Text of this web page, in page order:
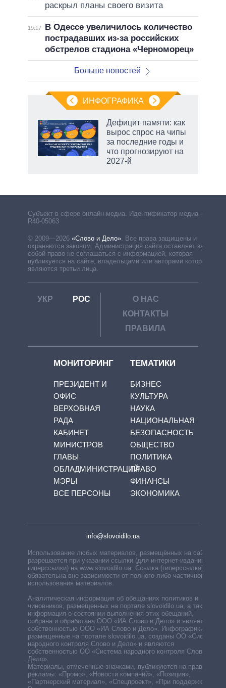
раскрыл планы своего визита
19:17
В Одессе увеличилось количество
пострадавших из-за российских
обстрелов стадиона «Черноморец»
Больше новостей
ИНФОГРАФИКА
Дефицит памяти: как
вырос спрос на чипы
за последние годы и
что прогнозируют на
2027-й
Субъект в сфере онлайн-медиа. Идентификатор медиа –
R40-05063
© 2009—2026 «Слово и Дело». Все права защищены и
охраняются законом. Администрация сайта оставляет за
собой право не соглашаться с информацией, которая
публикуется на сайте, владельцами или авторами которой
являются третьи лица.
УКР РОС
О НАС
КОНТАКТЫ
ПРАВИЛА
МОНИТОРИНГ
ПРЕЗИДЕНТ И
ОФИС
ВЕРХОВНАЯ
РАДА
КАБИНЕТ
МИНИСТРОВ
ГЛАВЫ
ОБЛАДМИНИСТРАЦИЙ
МЭРЫ
ВСЕ ПЕРСОНЫ
ТЕМАТИКИ
БИЗНЕС
КУЛЬТУРА
НАУКА
НАЦИОНАЛЬНАЯ
БЕЗОПАСНОСТЬ
ОБЩЕСТВО
ПОЛИТИКА
ПРАВО
ФИНАНСЫ
ЭКОНОМИКА
info@slovoidilo.ua
Использование любых материалов, размещённых на сайте,
разрешается при указании ссылки (для интернет-изданий —
гиперссылки) на www.slovoidilo.ua. Ссылка (гиперссылка)
обязательна вне зависимости от полного либо частичного
использования материалов.
Аналитическая информация об обещаниях политиков и
чиновников, размещенных на портале slovoidilo.ua, а также
информация о состоянии выполнения этих обещаний,
собрана и обработана ООО «ИА Слово и Дело» и является
собственностью ООО «ИА Слово и Дело». Инфографики,
размещенные на портале slovoidilo.ua, созданы ОО «Система
народного контроля Слово и Дело» и являются
собственностью ОО «Система народного контроля Слово и
Дело».
Материалы, отмеченные значками, публикуются на правах
рекламы: «Промо», «Новости компаний», «Позиция»,
«Партнерский материал», «Спецпроект», «При поддержке».